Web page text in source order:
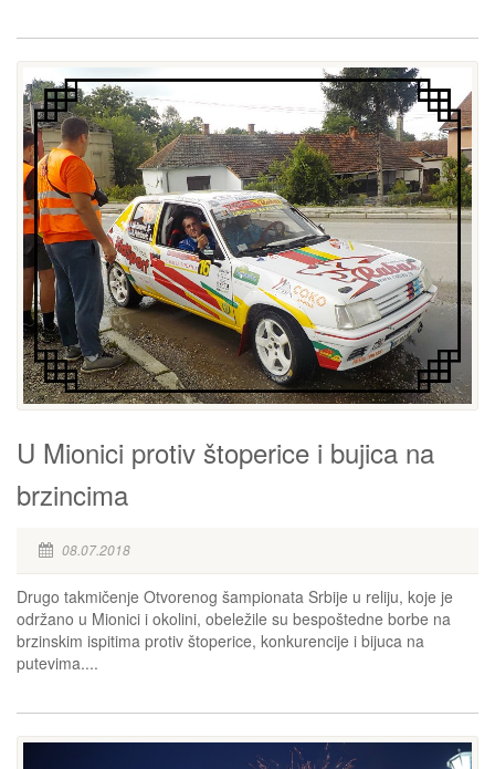
U Mionici protiv štoperice i bujica na
brzincima
08.07.2018
Drugo takmičenje Otvorenog šampionata Srbije u reliju, koje je
održano u Mionici i okolini, obeležile su bespoštedne borbe na
brzinskim ispitima protiv štoperice, konkurencije i bijuca na
putevima....